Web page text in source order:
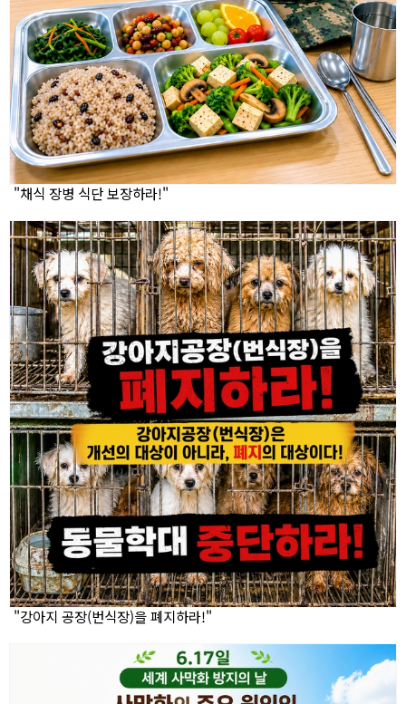
"채식 장병 식단 보장하라!"
"강아지 공장(번식장)을 폐지하라!"